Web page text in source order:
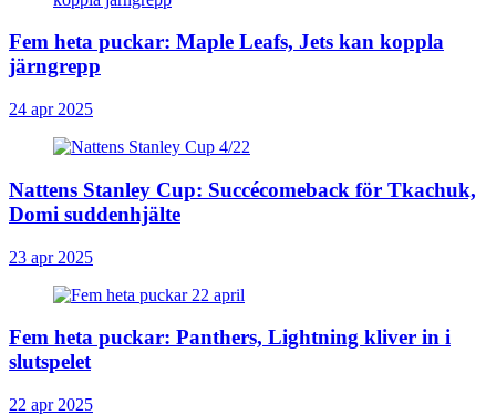
Fem heta puckar: Maple Leafs, Jets kan koppla
järngrepp
24 apr 2025
Nattens Stanley Cup: Succécomeback för Tkachuk,
Domi suddenhjälte
23 apr 2025
Fem heta puckar: Panthers, Lightning kliver in i
slutspelet
22 apr 2025